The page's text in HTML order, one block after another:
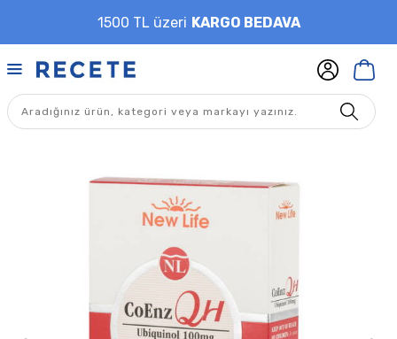
1500 TL üzeri KARGO BEDAVA